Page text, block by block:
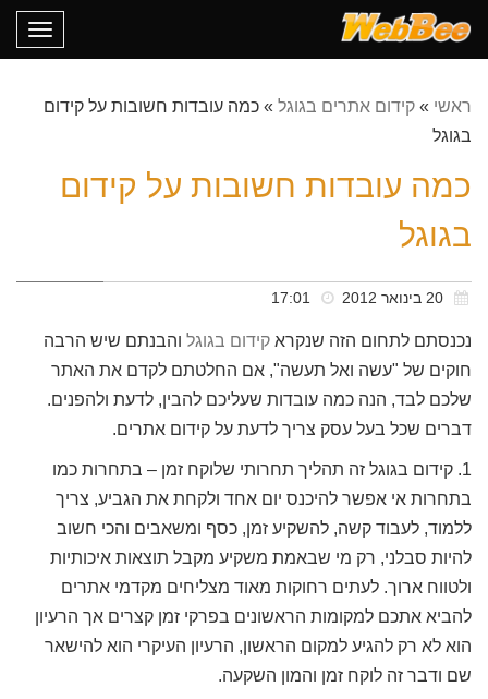
ראשי » קידום אתרים בגוגל » כמה עובדות חשובות על קידום
בגוגל
כמה עובדות חשובות על קידום
בגוגל
נכנסתם לתחום הזה שנקרא קידום בגוגל והבנתם שיש הרבה
חוקים של "עשה ואל תעשה", אם החלטתם לקדם את האתר
שלכם לבד, הנה כמה עובדות שעליכם להבין, לדעת ולהפנים.
דברים שכל בעל עסק צריך לדעת על קידום אתרים.
1. קידום בגוגל זה תהליך תחרותי שלוקח זמן – בתחרות כמו
בתחרות אי אפשר להיכנס יום אחד ולקחת את הגביע, צריך
ללמוד, לעבוד קשה, להשקיע זמן, כסף ומשאבים והכי חשוב
להיות סבלני, רק מי שבאמת משקיע מקבל תוצאות איכותיות
ולטווח ארוך. לעתים רחוקות מאוד מצליחים מקדמי אתרים
להביא אתכם למקומות הראשונים בפרקי זמן קצרים אך הרעיון
הוא לא רק להגיע למקום הראשון, הרעיון העיקרי הוא להישאר
שם ודבר זה לוקח זמן והמון השקעה.